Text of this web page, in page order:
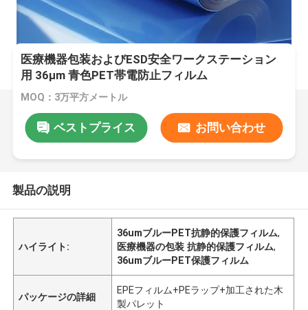
医療機器包装およびESD安全ワークステーション
用 36μm 青色PET帯電防止フィルム
MOQ：3万平方メートル
ベストプライス お問い合わせ
製品の説明
ハイライト:
36umブルーPET抗静的保護フィルム,
医療機器の包装 抗静的保護フィルム,
36umブルーPET保護フィルム
パッケージの詳細
EPEフィルム+PEラップ+加工された木
製パレット